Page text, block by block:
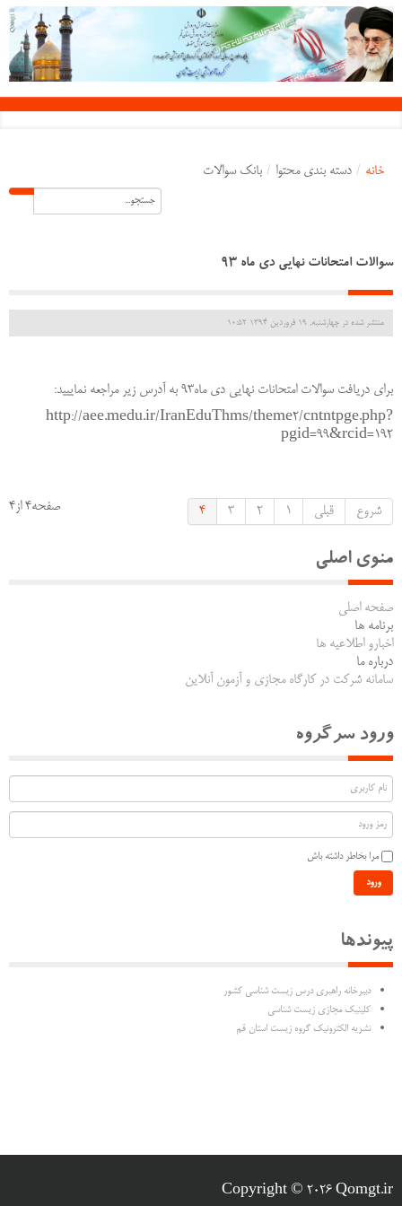
خانه / دسته بندی محتوا / بانک سوالات
سوالات امتحانات نهايي دي ماه 93
منتشر شده در چهارشنبه, 19 فروردين 1394 10:52
براي دريافت سوالات امتحانات نهايي دي ماه93 به آدرس زير مراجعه نمايييد:
http://aee.medu.ir/IranEduThms/theme2/cntntpge.php?
pgid=99&rcid=192
صفحه4 از4 شروع قبلی 1
2
3
4
منوی اصلی
صفحه اصلی
برنامه ها
اخبارو اطلاعیه ها
درباره ما
سامانه شرکت در کارگاه مجازی و آزمون آنلاین
ورود سرگروه
مرا بخاطر داشته باش
ورود
پیوندها
دبیرخانه راهبری درس زیست شناسی کشور
کلینیک مجازی زیست شناسی
نشریه الکترونیک گروه زیست استان قم
Copyright © 2026 Qomgt.ir